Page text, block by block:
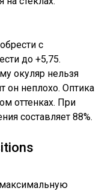
с
до +5,75.
окуляр нельзя
он неплохо. Оптика
оттенках. При
составляет 88%.